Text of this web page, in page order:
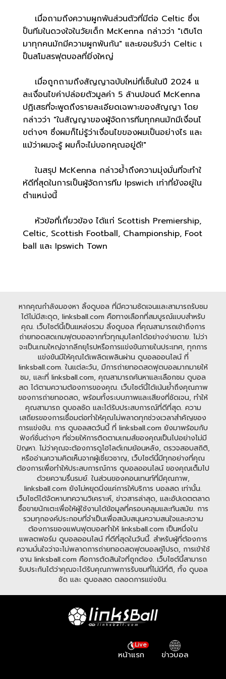
เมื่อถามถึงความผูกพันส่วนตัวที่มีต่อ Celtic ซึ่งเ
ป็นทีมในดวงใจในวัยเด็ก McKenna กล่าวว่า "เติบโต
มาทุกคนมักมีความผูกพันกัน" และยอมรับว่า Celtic เ
ป็นสโมสรฟุตบอลที่ยิ่งใหญ่
เมื่อถูกถามถึงสัญญาฉบับใหม่ที่เซ็นในปี 2024 แ
ละเงื่อนไขค่าปล่อยตัวมูลค่า 5 ล้านปอนด์ McKenna
ปฏิเสธที่จะพูดถึงรายละเอียดเฉพาะของสัญญา โดย
กล่าวว่า "ในสัญญาของผู้จัดการทีมทุกคนมักมีเงื่อนไ
ขต่างๆ ซึ่งผมก็ไม่รู้ว่าเงื่อนไขของผมเป็นอย่างไร และ
แม้ว่าผมจะรู้ ผมก็จะไม่บอกคุณอยู่ดี!"
ในสรุป McKenna กล่าวย้ำถึงความมุ่งมั่นที่จะทำใ
ห้ดีที่สุดในการเป็นผู้จัดการทีม Ipswich เท่าที่ยังอยู่ใน
ตำแหน่งนี้
หัวข้อที่เกี่ยวข้อง ได้แก่ Scottish Premiership,
Celtic, Scottish Football, Championship, Foot
ball และ Ipswich Town
หากคุณกำลังมองหา ลิ้งดูบอล ที่มีความชัดเจนและสามารถรับชม
ได้ไม่มีสะดุด, linksball.com คือทางเลือกที่สมบูรณ์แบบสำหรับ
คุณ. เว็บไซต์นี้เป็นแหล่งรวม ลิ้งดูบอล ที่คุณสามารถเข้าถึงการ
ถ่ายทอดสดเกมฟุตบอลจากทั่วทุกมุมโลกได้อย่างง่ายดาย. ไม่ว่า
จะเป็นเกมใหญ่จากลีกยุโรปหรือการแข่งขันภายในประเทศ, ทุกการ
แข่งขันมีให้คุณได้เพลิดเพลินผ่าน ดูบอลออนไลน์ ที่
linksball.com. ในแต่ละวัน, มีการถ่ายทอดสดฟุตบอลมากมายให้
ชม, และที่ linksball.com, คุณสามารถค้นหาและเลือกชม ดูบอล
สด ได้ตามความต้องการของคุณ. เว็บไซต์นี้ได้เน้นย้ำถึงคุณภาพ
ของการถ่ายทอดสด, พร้อมทั้งระบบภาพและเสียงที่ชัดเจน, ทำให้
คุณสามารถ ดูบอลชัด และได้รับประสบการณ์ที่ดีที่สุด. ความ
เสถียรของการเชื่อมต่อทำให้คุณไม่พลาดทุกช่วงเวลาสำคัญของ
การแข่งขัน. การ ดูบอลสดวันนี้ ที่ linksball.com ยังมาพร้อมกับ
ฟังก์ชั่นต่างๆ ที่ช่วยให้การติดตามเกมส์ของคุณเป็นไปอย่างไม่มี
ปัญหา. ไม่ว่าคุณจะต้องการดูไฮไลต์เกมย้อนหลัง, ตรวจสอบสถิติ,
หรืออ่านความคิดเห็นจากผู้เชี่ยวชาญ, เว็บไซต์นี้มีทุกอย่างที่คุณ
ต้องการเพื่อทำให้ประสบการณ์การ ดูบอลออนไลน์ ของคุณเต็มไป
ด้วยความรื่นรมย์. ในส่วนของคอนเทนท์ที่มีคุณภาพ,
linksball.com ยังไม่หยุดนิ่งแค่การให้บริการ บอลสด เท่านั้น.
เว็บไซต์ได้จัดหาบทความวิเคราะห์, ข่าวสารล่าสุด, และอัปเดตตลาด
ซื้อขายนักเตะเพื่อให้ผู้ใช้งานได้ข้อมูลที่ครอบคลุมและทันสมัย. การ
รวมทุกองค์ประกอบที่จำเป็นเพื่อสนับสนุนความสนใจและความ
ต้องการของแฟนฟุตบอลทำให้ linksball.com เป็นหนึ่งใน
แพลตฟอร์ม ดูบอลออนไลน์ ที่ดีที่สุดในวันนี้. สำหรับผู้ที่ต้องการ
ความมั่นใจว่าจะไม่พลาดการถ่ายทอดสดฟุตบอลคู่โปรด, การเข้าใช้
งาน linksball.com คือการตัดสินใจที่ถูกต้อง. เว็บไซต์นี้สามารถ
รับประกันได้ว่าคุณจะได้รับคุณภาพการรับชมที่ไม่มีที่ติ, ทั้ง ดูบอล
ชัด และ ดูบอลสด ตลอดการแข่งขัน.
ข่าวบอล
Live
หน้าแรก